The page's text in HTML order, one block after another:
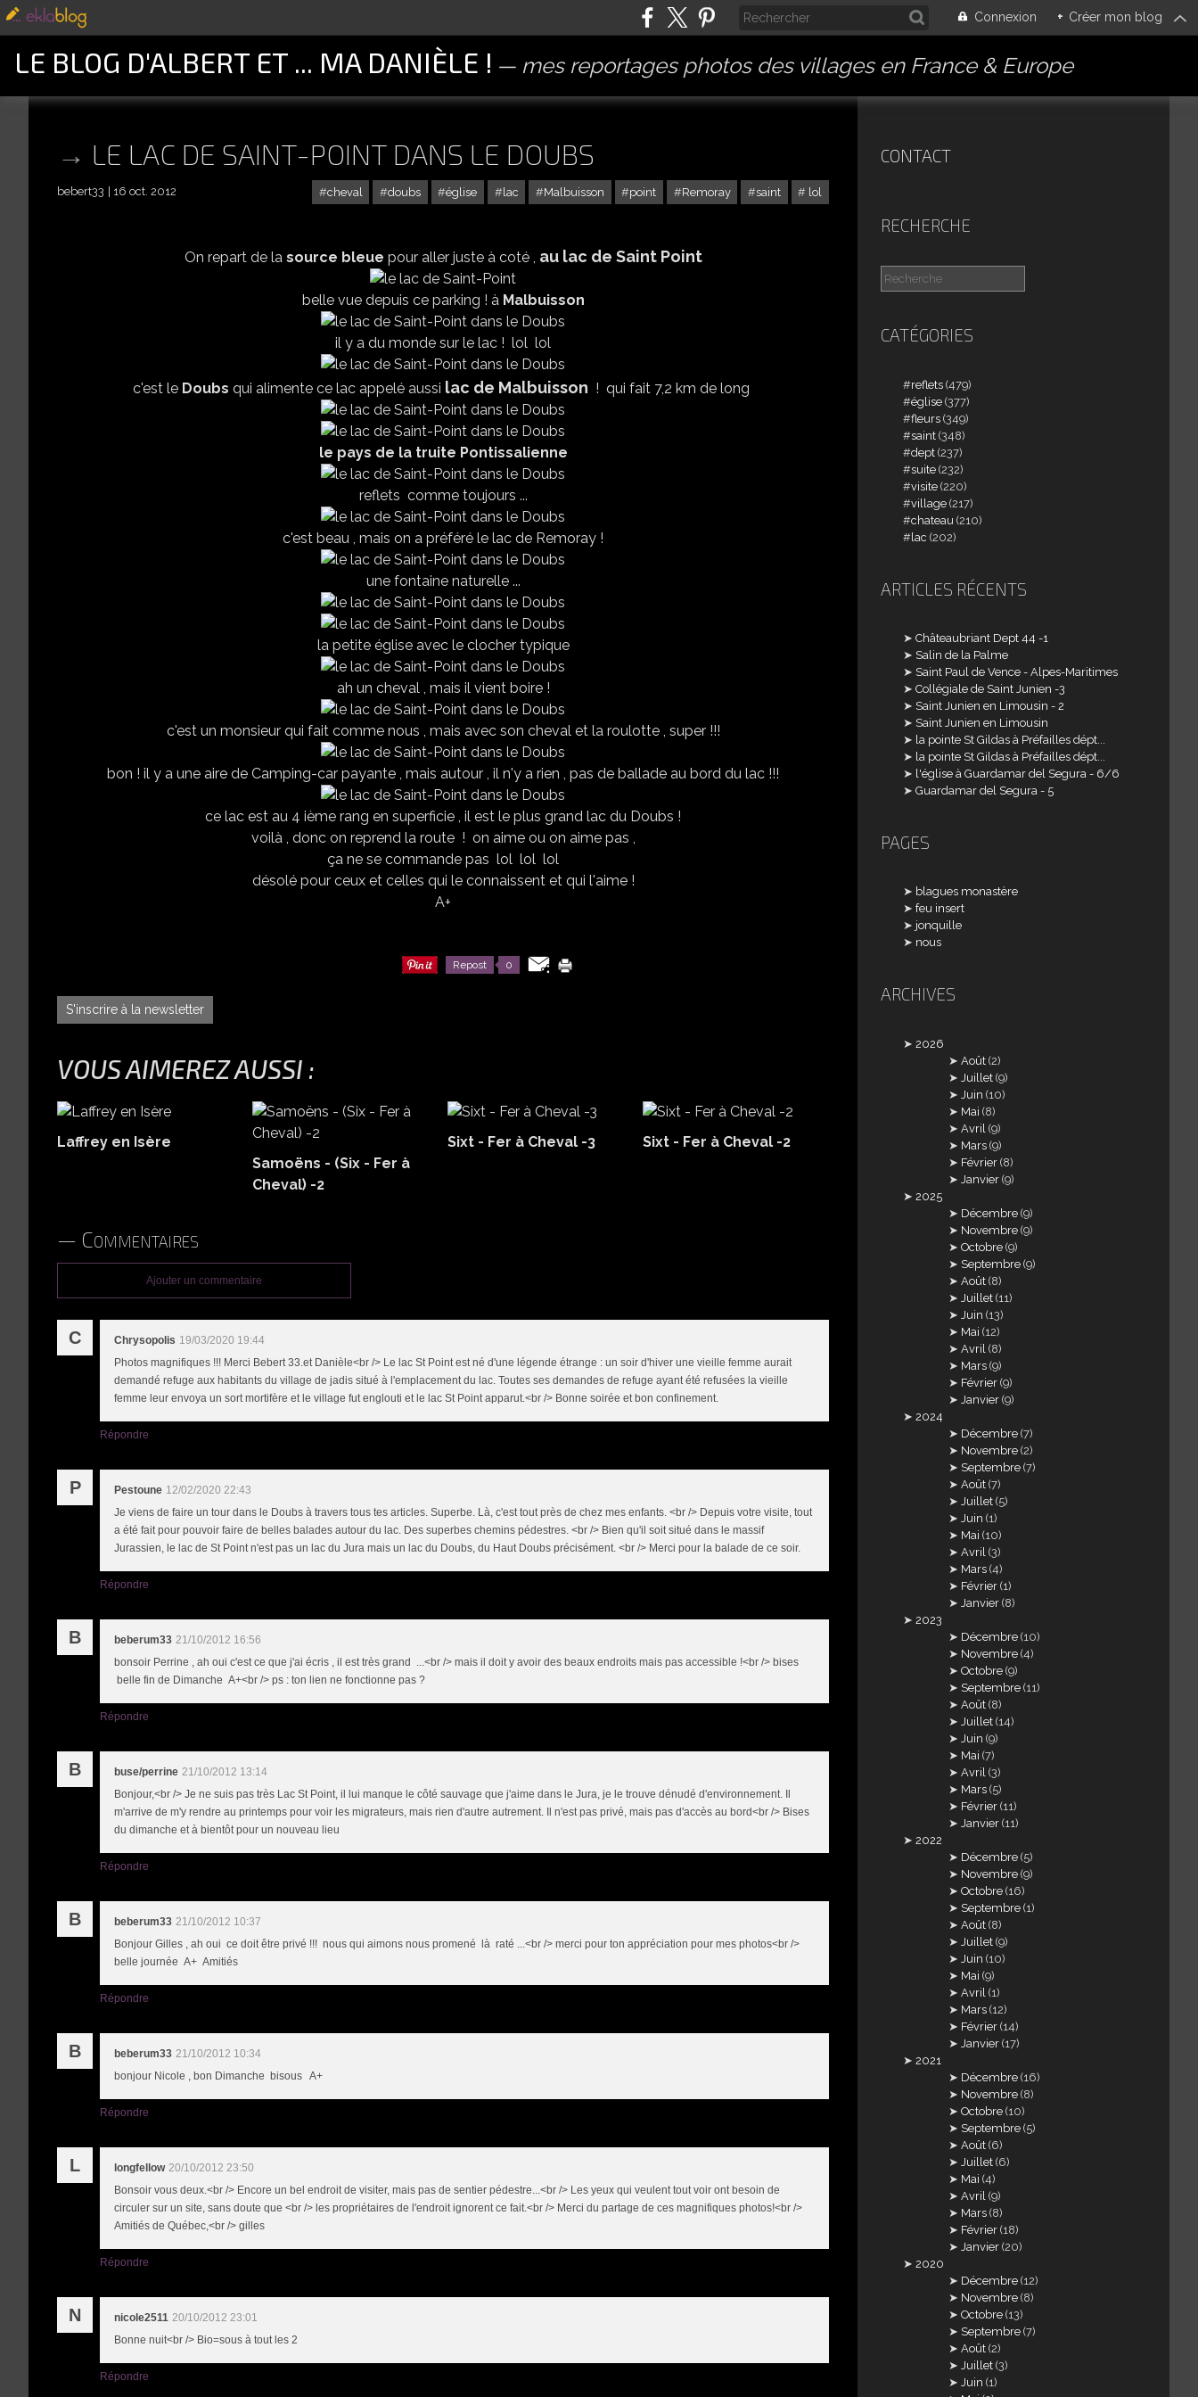
Connexion + Créer mon blog
LE BLOG D'ALBERT ET ... MA DANIÈLE ! mes reportages photos des villages en France & Europe
LE LAC DE SAINT-POINT DANS LE DOUBS
cheval doubs église lac Malbuisson point Remoray saint lol
bebert33 16 oct. 2012
On repart de la source bleue pour aller juste à coté , au lac de Saint Point
belle vue depuis ce parking ! à Malbuisson
il y a du monde sur le lac ! lol lol
c'est le Doubs qui alimente ce lac appelé aussi lac de Malbuisson ! qui fait 7,2 km de long
le pays de la truite Pontissalienne
reflets comme toujours ...
c'est beau , mais on a préféré le lac de Remoray !
une fontaine naturelle ...
la petite église avec le clocher typique
ah un cheval , mais il vient boire !
c'est un monsieur qui fait comme nous , mais avec son cheval et la roulotte , super !!!
bon ! il y a une aire de Camping-car payante , mais autour , il n'y a rien , pas de ballade au bord du lac !!!
ce lac est au 4 ième rang en superficie , il est le plus grand lac du Doubs !
voilà , donc on reprend la route ! on aime ou on aime pas ,
ça ne se commande pas lol lol lol
désolé pour ceux et celles qui le connaissent et qui l'aime !
A+
Repost 0
S'inscrire à la newsletter
VOUS AIMEREZ AUSSI :
Laffrey en Isère
Samoëns - (Six - Fer à
Cheval) -2
Sixt - Fer à Cheval -3 Sixt - Fer à Cheval -2
Commentaires
Ajouter un commentaire
C Chrysopolis 19/03/2020 19:44
Photos magnifiques !!! Merci Bebert 33.et Danièle<br /> Le lac St Point est né d'une légende étrange : un soir d'hiver une vieille femme aurait
demandé refuge aux habitants du village de jadis situé à l'emplacement du lac. Toutes ses demandes de refuge ayant été refusées la vieille
femme leur envoya un sort mortifère et le village fut englouti et le lac St Point apparut.<br /> Bonne soirée et bon confinement.
Répondre
P Pestoune 12/02/2020 22:43
Je viens de faire un tour dans le Doubs à travers tous tes articles. Superbe. Là, c'est tout près de chez mes enfants. <br /> Depuis votre visite, tout
a été fait pour pouvoir faire de belles balades autour du lac. Des superbes chemins pédestres. <br /> Bien qu'il soit situé dans le massif
Jurassien, le lac de St Point n'est pas un lac du Jura mais un lac du Doubs, du Haut Doubs précisément. <br /> Merci pour la balade de ce soir.
Répondre
B beberum33 21/10/2012 16:56
bonsoir Perrine , ah oui c'est ce que j'ai écris , il est très grand ...<br /> mais il doit y avoir des beaux endroits mais pas accessible !<br /> bises
belle fin de Dimanche A+<br /> ps : ton lien ne fonctionne pas ?
Répondre
B buse/perrine 21/10/2012 13:14
Bonjour,<br /> Je ne suis pas très Lac St Point, il lui manque le côté sauvage que j'aime dans le Jura, je le trouve dénudé d'environnement. Il
m'arrive de m'y rendre au printemps pour voir les migrateurs, mais rien d'autre autrement. Il n'est pas privé, mais pas d'accès au bord<br /> Bises
du dimanche et à bientôt pour un nouveau lieu
Répondre
B beberum33 21/10/2012 10:37
Bonjour Gilles , ah oui ce doit être privé !!! nous qui aimons nous promené là raté ...<br /> merci pour ton appréciation pour mes photos<br />
belle journée A+ Amitiés
Répondre
B beberum33 21/10/2012 10:34
bonjour Nicole , bon Dimanche bisous A+
Répondre
L longfellow 20/10/2012 23:50
Bonsoir vous deux.<br /> Encore un bel endroit de visiter, mais pas de sentier pédestre...<br /> Les yeux qui veulent tout voir ont besoin de
circuler sur un site, sans doute que <br /> les propriétaires de l'endroit ignorent ce fait.<br /> Merci du partage de ces magnifiques photos!<br />
Amitiés de Québec,<br /> gilles
Répondre
N nicole2511 20/10/2012 23:01
Bonne nuit<br /> Bio=sous à tout les 2
Répondre
CONTACT
RECHERCHE
CATÉGORIES
reflets (479)
église (377)
fleurs (349)
saint (348)
dept (237)
suite (232)
visite (220)
village (217)
chateau (210)
lac (202)
ARTICLES RÉCENTS
Châteaubriant Dept 44 -1
Salin de la Palme
Saint Paul de Vence - Alpes-Maritimes
Collégiale de Saint Junien -3
Saint Junien en Limousin - 2
Saint Junien en Limousin
la pointe St Gildas à Préfailles dépt...
la pointe St Gildas à Préfailles dépt...
l'église à Guardamar del Segura - 6/6
Guardamar del Segura - 5
PAGES
blagues monastère
feu insert
jonquille
nous
ARCHIVES
2026
Août (2)
Juillet (9)
Juin (10)
Mai (8)
Avril (9)
Mars (9)
Février (8)
Janvier (9)
2025
Décembre (9)
Novembre (9)
Octobre (9)
Septembre (9)
Août (8)
Juillet (11)
Juin (13)
Mai (12)
Avril (8)
Mars (9)
Février (9)
Janvier (9)
2024
Décembre (7)
Novembre (2)
Septembre (7)
Août (7)
Juillet (5)
Juin (1)
Mai (10)
Avril (3)
Mars (4)
Février (1)
Janvier (8)
2023
Décembre (10)
Novembre (4)
Octobre (9)
Septembre (11)
Août (8)
Juillet (14)
Juin (9)
Mai (7)
Avril (3)
Mars (5)
Février (11)
Janvier (11)
2022
Décembre (5)
Novembre (9)
Octobre (16)
Septembre (1)
Août (8)
Juillet (9)
Juin (10)
Mai (9)
Avril (1)
Mars (12)
Février (14)
Janvier (17)
2021
Décembre (16)
Novembre (8)
Octobre (10)
Septembre (5)
Août (6)
Juillet (6)
Mai (4)
Avril (9)
Mars (8)
Février (18)
Janvier (20)
2020
Décembre (12)
Novembre (8)
Octobre (13)
Septembre (7)
Août (2)
Juillet (3)
Juin (1)